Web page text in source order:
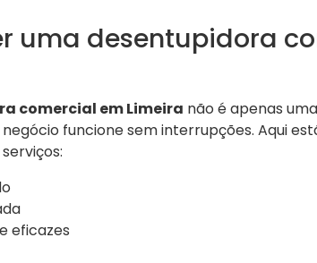
uma desentupidora
comercial em Limeira não é apenas
funcione sem interrupções. Aqui
eficazes